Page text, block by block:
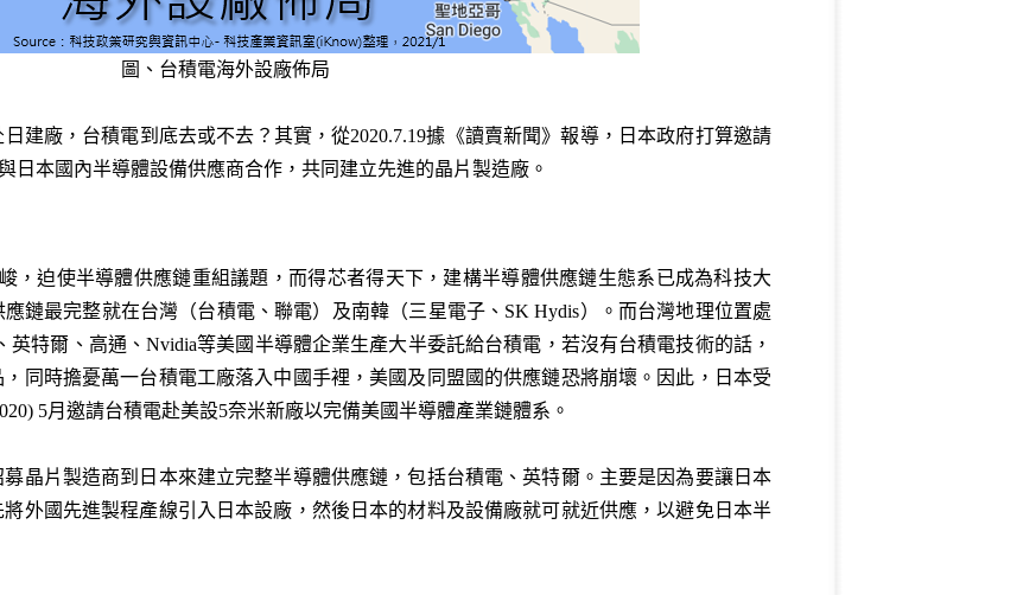
圖、台積電海外設廠佈局
建廠，台積電到底去或不去？其實，從2020.7.19據《讀賣新聞》報導，日本政府打算邀請
日本國內半導體設備供應商合作，共同建立先進的晶片製造廠。
，迫使半導體供應鏈重組議題，而得芯者得天下，建構半導體供應鏈生態系已成為科技大
鏈最完整就在台灣（台積電、聯電）及南韓（三星電子、SK Hydis）。而台灣地理位置處
特爾、高通、Nvidia等美國半導體企業生產大半委託給台積電，若沒有台積電技術的話，
同時擔憂萬一台積電工廠落入中國手裡，美國及同盟國的供應鏈恐將崩壞。因此，日本受
5月邀請台積電赴美設5奈米新廠以完備美國半導體產業鏈體系。
晶片製造商到日本來建立完整半導體供應鏈，包括台積電、英特爾。主要是因為要讓日本
外國先進製程產線引入日本設廠，然後日本的材料及設備廠就可就近供應，以避免日本半